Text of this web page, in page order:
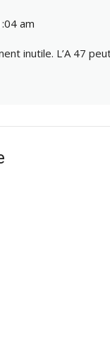
am
inutile. L’A 47